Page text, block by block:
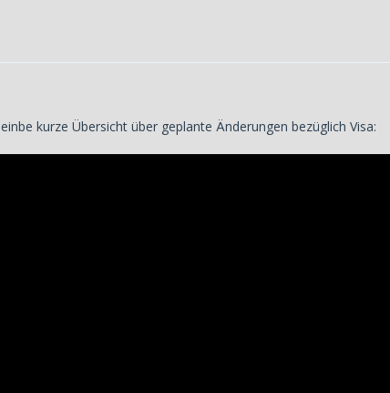
kurze Übersicht über geplante Änderungen bezüglich Visa: